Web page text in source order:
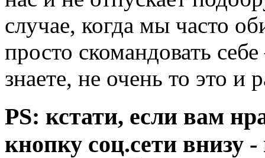
случае, когда мы часто
просто скомандовать
знаете, не очень то это и
PS: кстати, если вам
кнопку соц.сети внизу